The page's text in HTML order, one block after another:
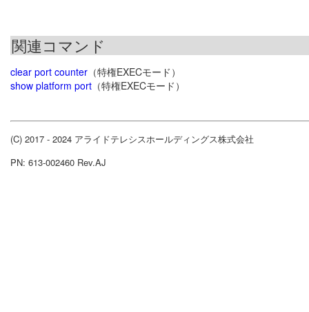
関連コマンド
clear port counter （特権EXECモード）
show platform port （特権EXECモード）
(C) 2017 - 2024 アライドテレシスホールディングス株式会社
PN: 613-002460 Rev.AJ